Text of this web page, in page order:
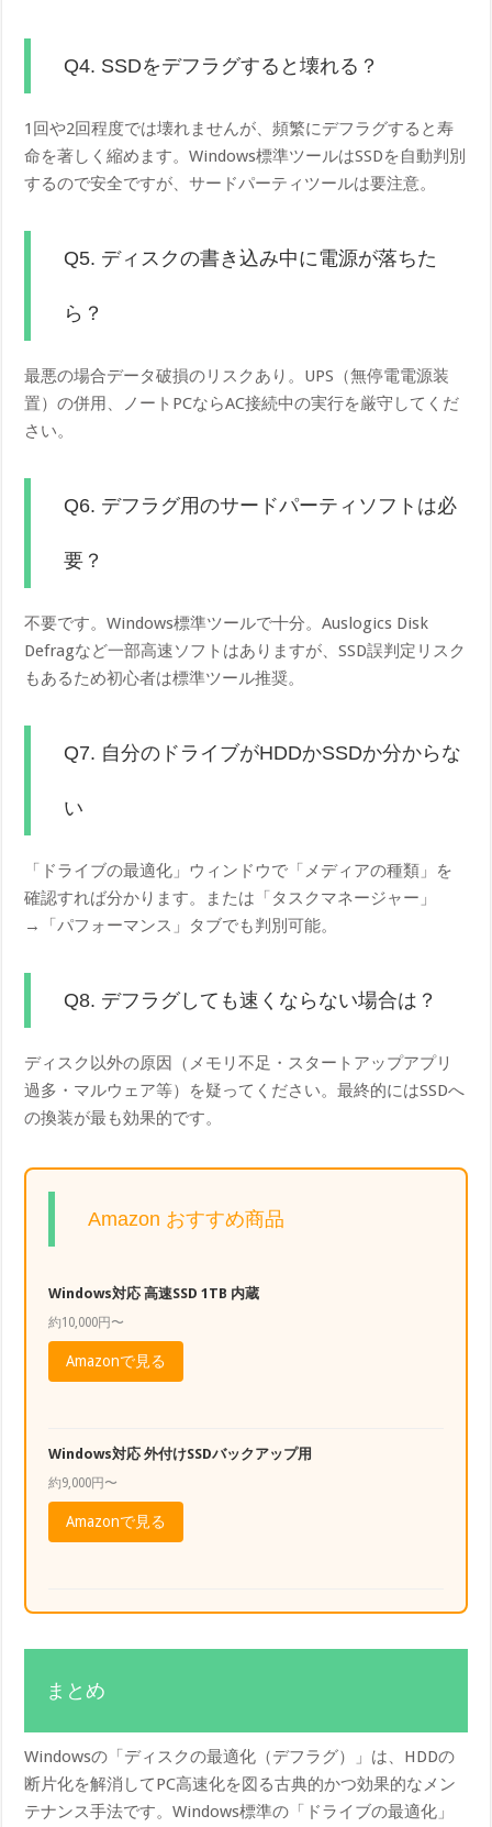
Q4. SSDをデフラグすると壊れる？
1回や2回程度では壊れませんが、頻繁にデフラグすると寿
命を著しく縮めます。Windows標準ツールはSSDを自動判別
するので安全ですが、サードパーティツールは要注意。
Q5. ディスクの書き込み中に電源が落ちた
ら？
最悪の場合データ破損のリスクあり。UPS（無停電電源装
置）の併用、ノートPCならAC接続中の実行を厳守してくだ
さい。
Q6. デフラグ用のサードパーティソフトは必
要？
不要です。Windows標準ツールで十分。Auslogics Disk
Defragなど一部高速ソフトはありますが、SSD誤判定リスク
もあるため初心者は標準ツール推奨。
Q7. 自分のドライブがHDDかSSDか分からな
い
「ドライブの最適化」ウィンドウで「メディアの種類」を
確認すれば分かります。または「タスクマネージャー」
→「パフォーマンス」タブでも判別可能。
Q8. デフラグしても速くならない場合は？
ディスク以外の原因（メモリ不足・スタートアップアプリ
過多・マルウェア等）を疑ってください。最終的にはSSDへ
の換装が最も効果的です。
Amazon おすすめ商品
Windows対応 高速SSD 1TB 内蔵
約10,000円〜
Amazonで見る
Windows対応 外付けSSDバックアップ用
約9,000円〜
Amazonで見る
まとめ
Windowsの「ディスクの最適化（デフラグ）」は、HDDの
断片化を解消してPC高速化を図る古典的かつ効果的なメン
テナンス手法です。Windows標準の「ドライブの最適化」